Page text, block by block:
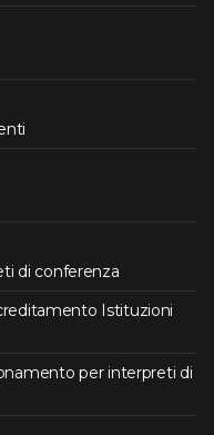
di conferenza
Istituzioni
per interpreti di